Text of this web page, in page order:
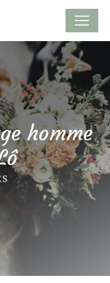
homme